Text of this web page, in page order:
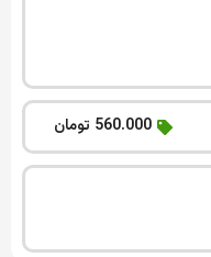
560.000 تومان